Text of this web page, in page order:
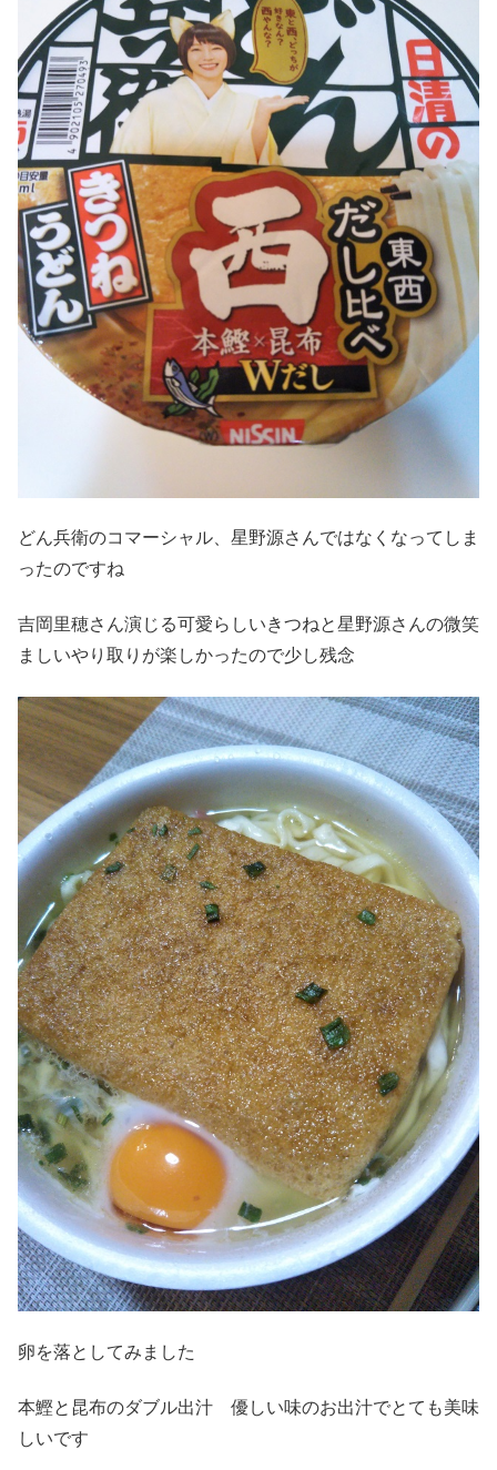
どん兵衛のコマーシャル、星野源さんではなくなってしま
ったのですね
吉岡里穂さん演じる可愛らしいきつねと星野源さんの微笑
ましいやり取りが楽しかったので少し残念
卵を落としてみました
本鰹と昆布のダブル出汁 優しい味のお出汁でとても美味
しいです